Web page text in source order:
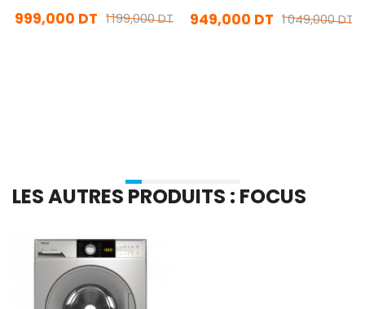
1 199,000 DT
999,000 DT
1 049,000 DT
949,000 DT
LES AUTRES PRODUITS : FOCUS